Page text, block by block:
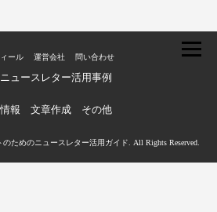
ール 運営会社 問い合わせ
ニュースレター活用事例
報 文章作成 その他
ためのニュースレター活用ガイド. All Rights Reserved.